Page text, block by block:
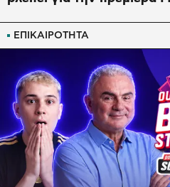
ΕΠΙΚΑΙΡΟΤΗΤΑ